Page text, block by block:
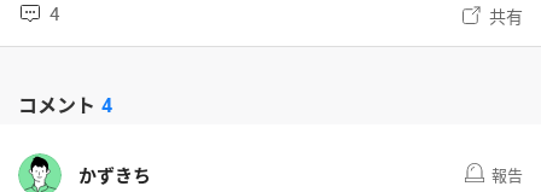
4 共有
コメント 4
かずきち 報告